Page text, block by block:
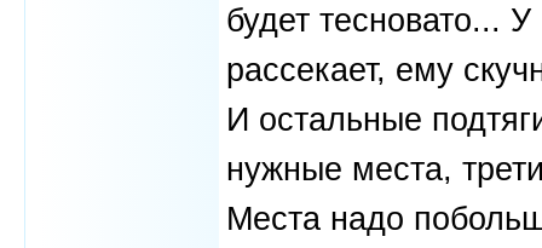
будет тесновато...
рассекает, ему
И остальные
нужные места,
Места надо